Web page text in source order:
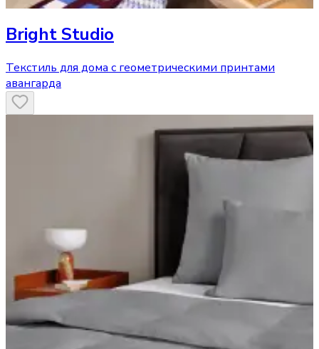
Bright Studio
Текстиль для дома с геометрическими принтами
авангарда